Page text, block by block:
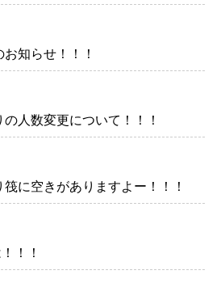
お知らせ！！！
の人数変更について！！！
筏に空きがありますよー！！！
！！